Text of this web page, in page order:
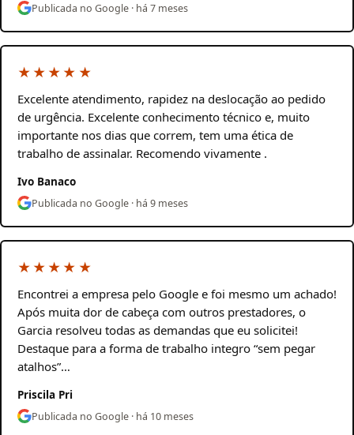
Publicada no Google · há 7 meses
★★★★★
Excelente atendimento, rapidez na deslocação ao pedido
de urgência. Excelente conhecimento técnico e, muito
importante nos dias que correm, tem uma ética de
trabalho de assinalar. Recomendo vivamente .
Ivo Banaco
Publicada no Google · há 9 meses
★★★★★
Encontrei a empresa pelo Google e foi mesmo um achado!
Após muita dor de cabeça com outros prestadores, o
Garcia resolveu todas as demandas que eu solicitei!
Destaque para a forma de trabalho integro “sem pegar
atalhos”…
Priscila Pri
Publicada no Google · há 10 meses